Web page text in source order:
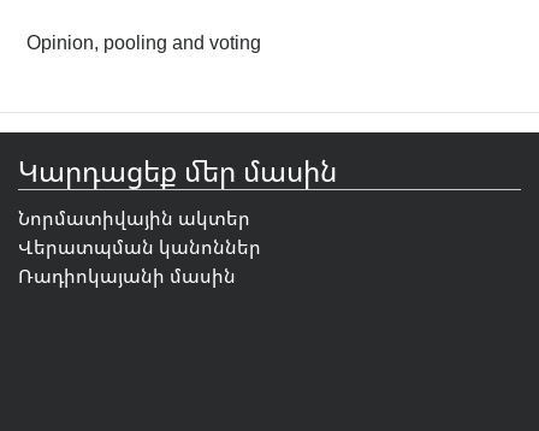
Opinion, pooling and voting
Կարդացեք մեր մասին
Նորմատիվային ակտեր
Վերատպման կանոններ
Ռադիոկայանի մասին